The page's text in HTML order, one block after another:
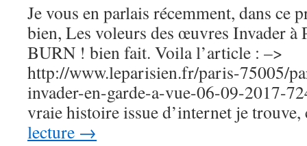
Je vous en parlais récemment, dans
bien, Les voleurs des œuvres Invader à
BURN ! bien fait. Voila l’article : –>
http://www.leparisien.fr/paris-75005/
invader-en-garde-a-vue-06-09-2017-
vraie histoire issue d’internet je
lecture →